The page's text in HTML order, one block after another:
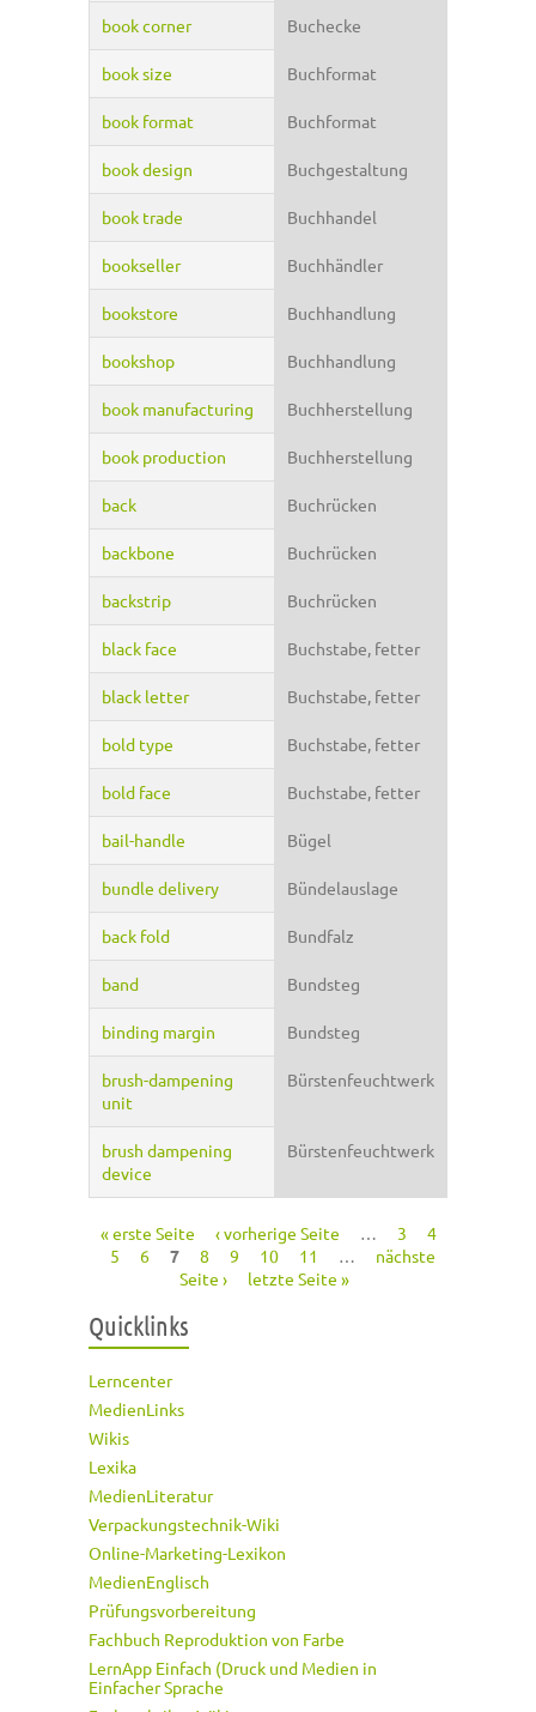
book corner Buchecke
book size Buchformat
book format Buchformat
book design Buchgestaltung
book trade Buchhandel
bookseller Buchhändler
bookstore Buchhandlung
bookshop Buchhandlung
book manufacturing Buchherstellung
book production Buchherstellung
back Buchrücken
backbone Buchrücken
backstrip Buchrücken
black face Buchstabe, fetter
black letter Buchstabe, fetter
bold type Buchstabe, fetter
bold face Buchstabe, fetter
bail-handle Bügel
bundle delivery Bündelauslage
back fold Bundfalz
band Bundsteg
binding margin Bundsteg
brush-dampening
unit
Bürstenfeuchtwerk
brush dampening
device
Bürstenfeuchtwerk
Seiten
« erste Seite ‹ vorherige Seite … 3
4
5
6 7 8 9 10 11 …
nächste
Seite ›
letzte Seite »
Quicklinks
Lerncenter
MedienLinks
Wikis
Lexika
MedienLiteratur
Verpackungstechnik-Wiki
Online-Marketing-Lexikon
MedienEnglisch
Prüfungsvorbereitung
Fachbuch Reproduktion von Farbe
LernApp Einfach (Druck und Medien in
Einfacher Sprache